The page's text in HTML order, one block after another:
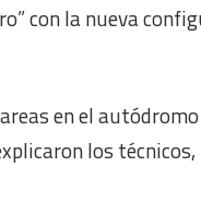
con la nueva
en el
los